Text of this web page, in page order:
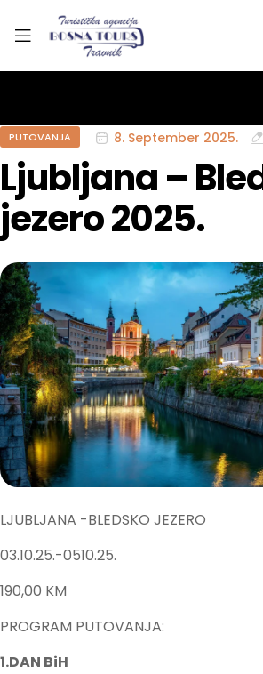
PUTOVANJA 8. September 2025.
Ljubljana –
jezero 2025.
LJUBLJANA -BLEDSKO JEZERO
03.10.25.-0510.25.
190,00 KM
PROGRAM PUTOVANJA:
1.DAN BiH